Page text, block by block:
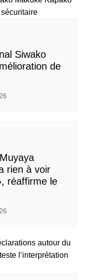
Siwako
de
rien à voir
réaffirme le